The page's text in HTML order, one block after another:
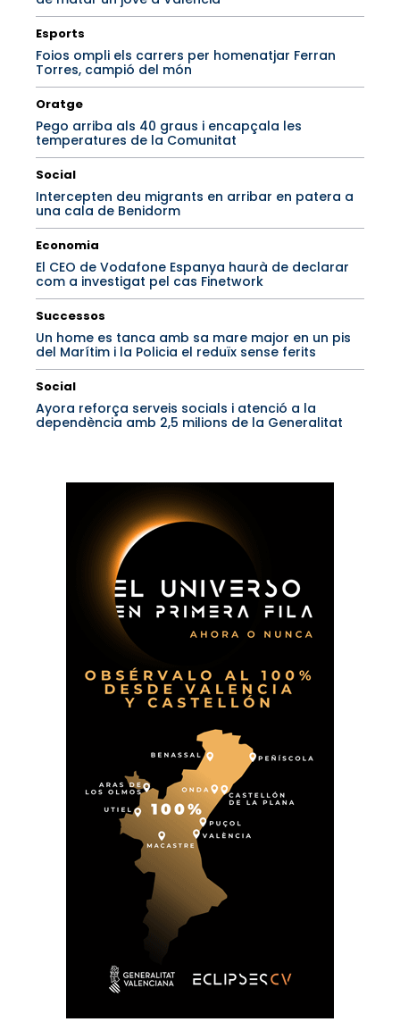
Esports
Foios ompli els carrers per homenatjar Ferran
Torres, campió del món
Oratge
Pego arriba als 40 graus i encapçala les
temperatures de la Comunitat
Social
Intercepten deu migrants en arribar en patera a
una cala de Benidorm
Economia
El CEO de Vodafone Espanya haurà de declarar
com a investigat pel cas Finetwork
Successos
Un home es tanca amb sa mare major en un pis
del Marítim i la Policia el reduïx sense ferits
Social
Ayora reforça serveis socials i atenció a la
dependència amb 2,5 milions de la Generalitat